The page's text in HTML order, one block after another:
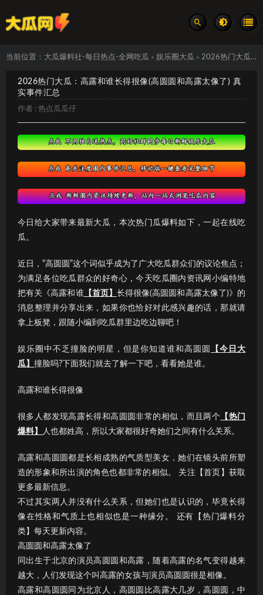
当前位置： 大瓜爆料社-每日热点-全网吃瓜 > 娱乐圈大瓜 > 2026热门大瓜：高露和谁长得很像(高圆圆和高露太像了) 真实事件汇总
2026热门大瓜：高露和谁长得很像(高圆圆和高露太像了) 真
实事件汇总
作者 : 热点瓜瓜仔
今日给大家带来最新大瓜，本次热门瓜爆料如下，一起在线吃
瓜。
近日，“高圆圆”这个词似乎成为了广大吃瓜群众们的议论焦点；
为满足各位吃瓜群众的好奇心，今天吃瓜圈内资讯网小编特地
把有关《高露和谁【首页】 长得很像(高圆圆和高露太像了)》的
消息整理并分享出来，如果你也恰好对此感兴趣的话，那就请
拿上板凳，跟随小编到吃瓜群里边吃边聊吧！
娱乐圈中不乏撞脸的明星，但是你知道谁和高圆圆
【今日大
瓜】 撞脸吗?下面我们就去了解一下吧，看看她是谁。
高露和谁长得很像
很多人都发现高露长得和高圆圆非常的相似，而且两个 【热门
爆料】
人也都姓高，所以大家都很好奇她们之间有什么关系。
高露和高圆圆都是长相成熟的气质型美女，她们在镜头前所塑
造的形象和所出演的角色也都非常的相似。 关注【首页】获取
更多最新信息。
不过其实两人并没有什么关系，但她们也是认识的，毕竟长得
像在性格和气质上也相似也是一种缘分。 还有【热门爆料分
类】每天更新内容。
高圆圆和高露太像了
同出生于北京的演员高圆圆和高露，随着高露的名气变得越来
越大，人们发现这个叫高露的女孩与演员高圆圆很是相像。
高露和高圆圆同为北京人，高圆圆比高露大几岁，高圆圆，中